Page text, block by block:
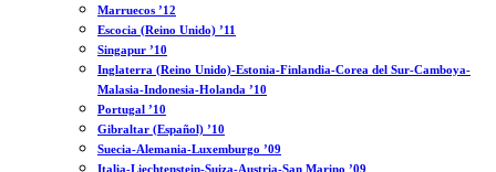
Marruecos ’12
Escocia (Reino Unido) ’11
Singapur ’10
Inglaterra (Reino Unido)-Estonia-Finlandia-Corea del Sur-Camboya-
Malasia-Indonesia-Holanda ’10
Portugal ’10
Gibraltar (Español) ’10
Suecia-Alemania-Luxemburgo ’09
Italia-Liechtenstein-Suiza-Austria-San Marino ’09